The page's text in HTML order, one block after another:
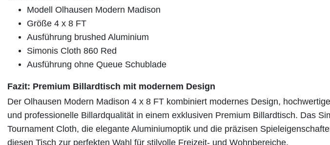
Modell Olhausen Modern Madison
Größe 4 x 8 FT
Ausführung brushed Aluminium
Simonis Cloth 860 Red
Ausführung ohne Queue Schublade
Fazit: Premium Billardtisch mit modernem Design
Der Olhausen Modern Madison 4 x 8 FT kombiniert modernes Design,
und professionelle Billardqualität in einem exklusiven Premium Billardtisch. Das
Tournament Cloth, die elegante Aluminiumoptik und die präzisen
diesen Tisch zur perfekten Wahl für stilvolle Freizeit- und Wohnbereiche.